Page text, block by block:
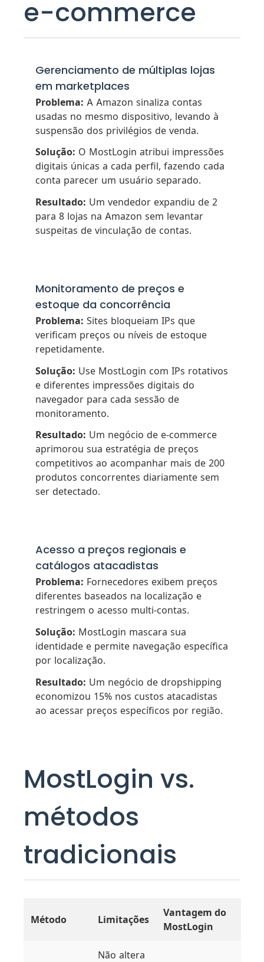
e-commerce
Gerenciamento de múltiplas lojas
em marketplaces
Problema: A Amazon sinaliza contas
usadas no mesmo dispositivo, levando à
suspensão dos privilégios de venda.
Solução: O MostLogin atribui impressões
digitais únicas a cada perfil, fazendo cada
conta parecer um usuário separado.
Resultado: Um vendedor expandiu de 2
para 8 lojas na Amazon sem levantar
suspeitas de vinculação de contas.
Monitoramento de preços e
estoque da concorrência
Problema: Sites bloqueiam IPs que
verificam preços ou níveis de estoque
repetidamente.
Solução: Use MostLogin com IPs rotativos
e diferentes impressões digitais do
navegador para cada sessão de
monitoramento.
Resultado: Um negócio de e-commerce
aprimorou sua estratégia de preços
competitivos ao acompanhar mais de 200
produtos concorrentes diariamente sem
ser detectado.
Acesso a preços regionais e
catálogos atacadistas
Problema: Fornecedores exibem preços
diferentes baseados na localização e
restringem o acesso multi-contas.
Solução: MostLogin mascara sua
identidade e permite navegação específica
por localização.
Resultado: Um negócio de dropshipping
economizou 15% nos custos atacadistas
ao acessar preços específicos por região.
MostLogin vs.
métodos
tradicionais
Método Limitações
Vantagem do
MostLogin
Não altera